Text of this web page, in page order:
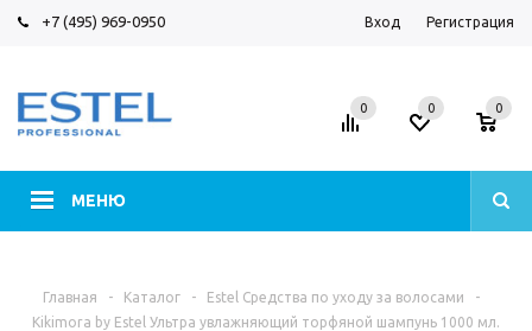
+7 (495) 969-0950 Вход Регистрация
МЕНЮ
0 0 0
Главная - Каталог - Estel Средства по уходу за волосами
-
Kikimora by Estel Ультра увлажняющий торфяной шампунь 1000 мл.